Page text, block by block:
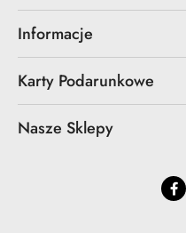
Informacje
Karty Podarunkowe
Nasze Sklepy